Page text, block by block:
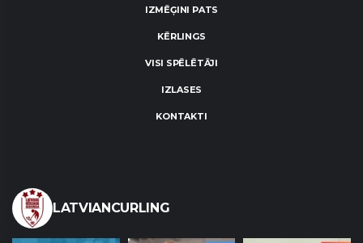
IZMĒĢINI PATS
KĒRLINGS
VISI SPĒLĒTĀJI
IZLASES
KONTAKTI
LATVIANCURLING